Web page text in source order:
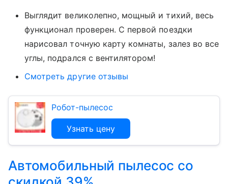
Выглядит великолепно, мощный и тихий, весь
функционал проверен. С первой поездки
нарисовал точную карту комнаты, залез во все
углы, подрался с вентилятором!
Смотреть другие отзывы
Робот-пылесос
Узнать цену
Автомобильный пылесос со